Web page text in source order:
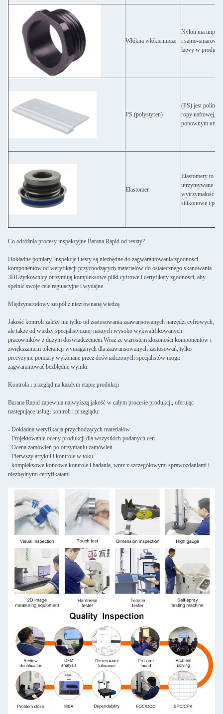
Włókna włókiennicze
Nylon ma
i samo-
łatwy w
PS (polystyren)
(PS) jest
ropy
ponownym
Elastomer
Elastomery to
utrzymywane
wytrzymałość
silikonowe i
Co odróżnia procesy inspekcyjne Barana Rapid od reszty?
Dokładne pomiary, inspekcje i testy są niezbędne do zagwarantowania zgodności
komponentów.od weryfikacji przychodzących materiałów do ostatecznego skanowania
3DUżytkownicy otrzymują kompleksowe pliki cyfrowe i certyfikaty zgodności, aby
spełnić swoje cele regulacyjne i wydajne.
Międzynarodowy zespół z niezrównaną wiedzą
Jakość kontroli zależy nie tylko od zastosowania zaawansowanych narzędzi cyfrowych,
ale także od wiedzy specjalistycznej naszych wysoko wykwalifikowanych
pracowników z dużym doświadczeniem.Wraz ze wzrostem złożoności komponentów i
zwiększaniem tolerancji wymaganych dla zaawansowanych zastosowań, tylko
precyzyjne pomiary wykonane przez doświadczonych specjalistów mogą
zagwarantować bezbłędne wyniki.
Kontrola i przegląd na każdym etapie produkcji
Barana Rapid zapewnia najwyższą jakość w całym procesie produkcji, oferując
następujące usługi kontroli i przeglądu:
- Dokładna weryfikacja przychodzących materiałów
- Projektowanie oceny produkcji dla wszystkich podanych cen
- Ocena zamówień po otrzymaniu zamówień
- Pierwszy artykuł i kontrole w toku
- kompleksowe końcowe kontrole i badania, wraz z szczegółowymi sprawozdaniami i
niezbędnymi certyfikatami